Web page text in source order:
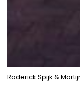
Roderick Spijk &